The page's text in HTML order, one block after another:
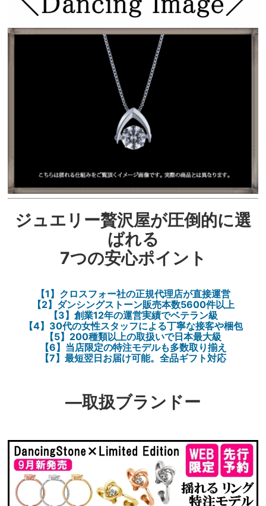
ジュエリー贅沢屋が圧倒的に選
ばれる
7つの安心ポイント
【1】クロスフォー社の正規代理店が直接運営
【2】ダンシングストーン販売本数5600件以上
【3】創業12年の運営実績でベテラン級
【4】30代の女性スタッフによる丁寧な接客や梱包
【5】200種類以上の取扱いで日本最大級
【6】当店限定の特注モデルも多数取り揃え
【7】最短翌日お届け可能。全品ギフト対応
―取扱ブランドー